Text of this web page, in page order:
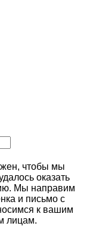
чтобы мы
оказать
Мы направим
и письмо с
к вашим
лицам.